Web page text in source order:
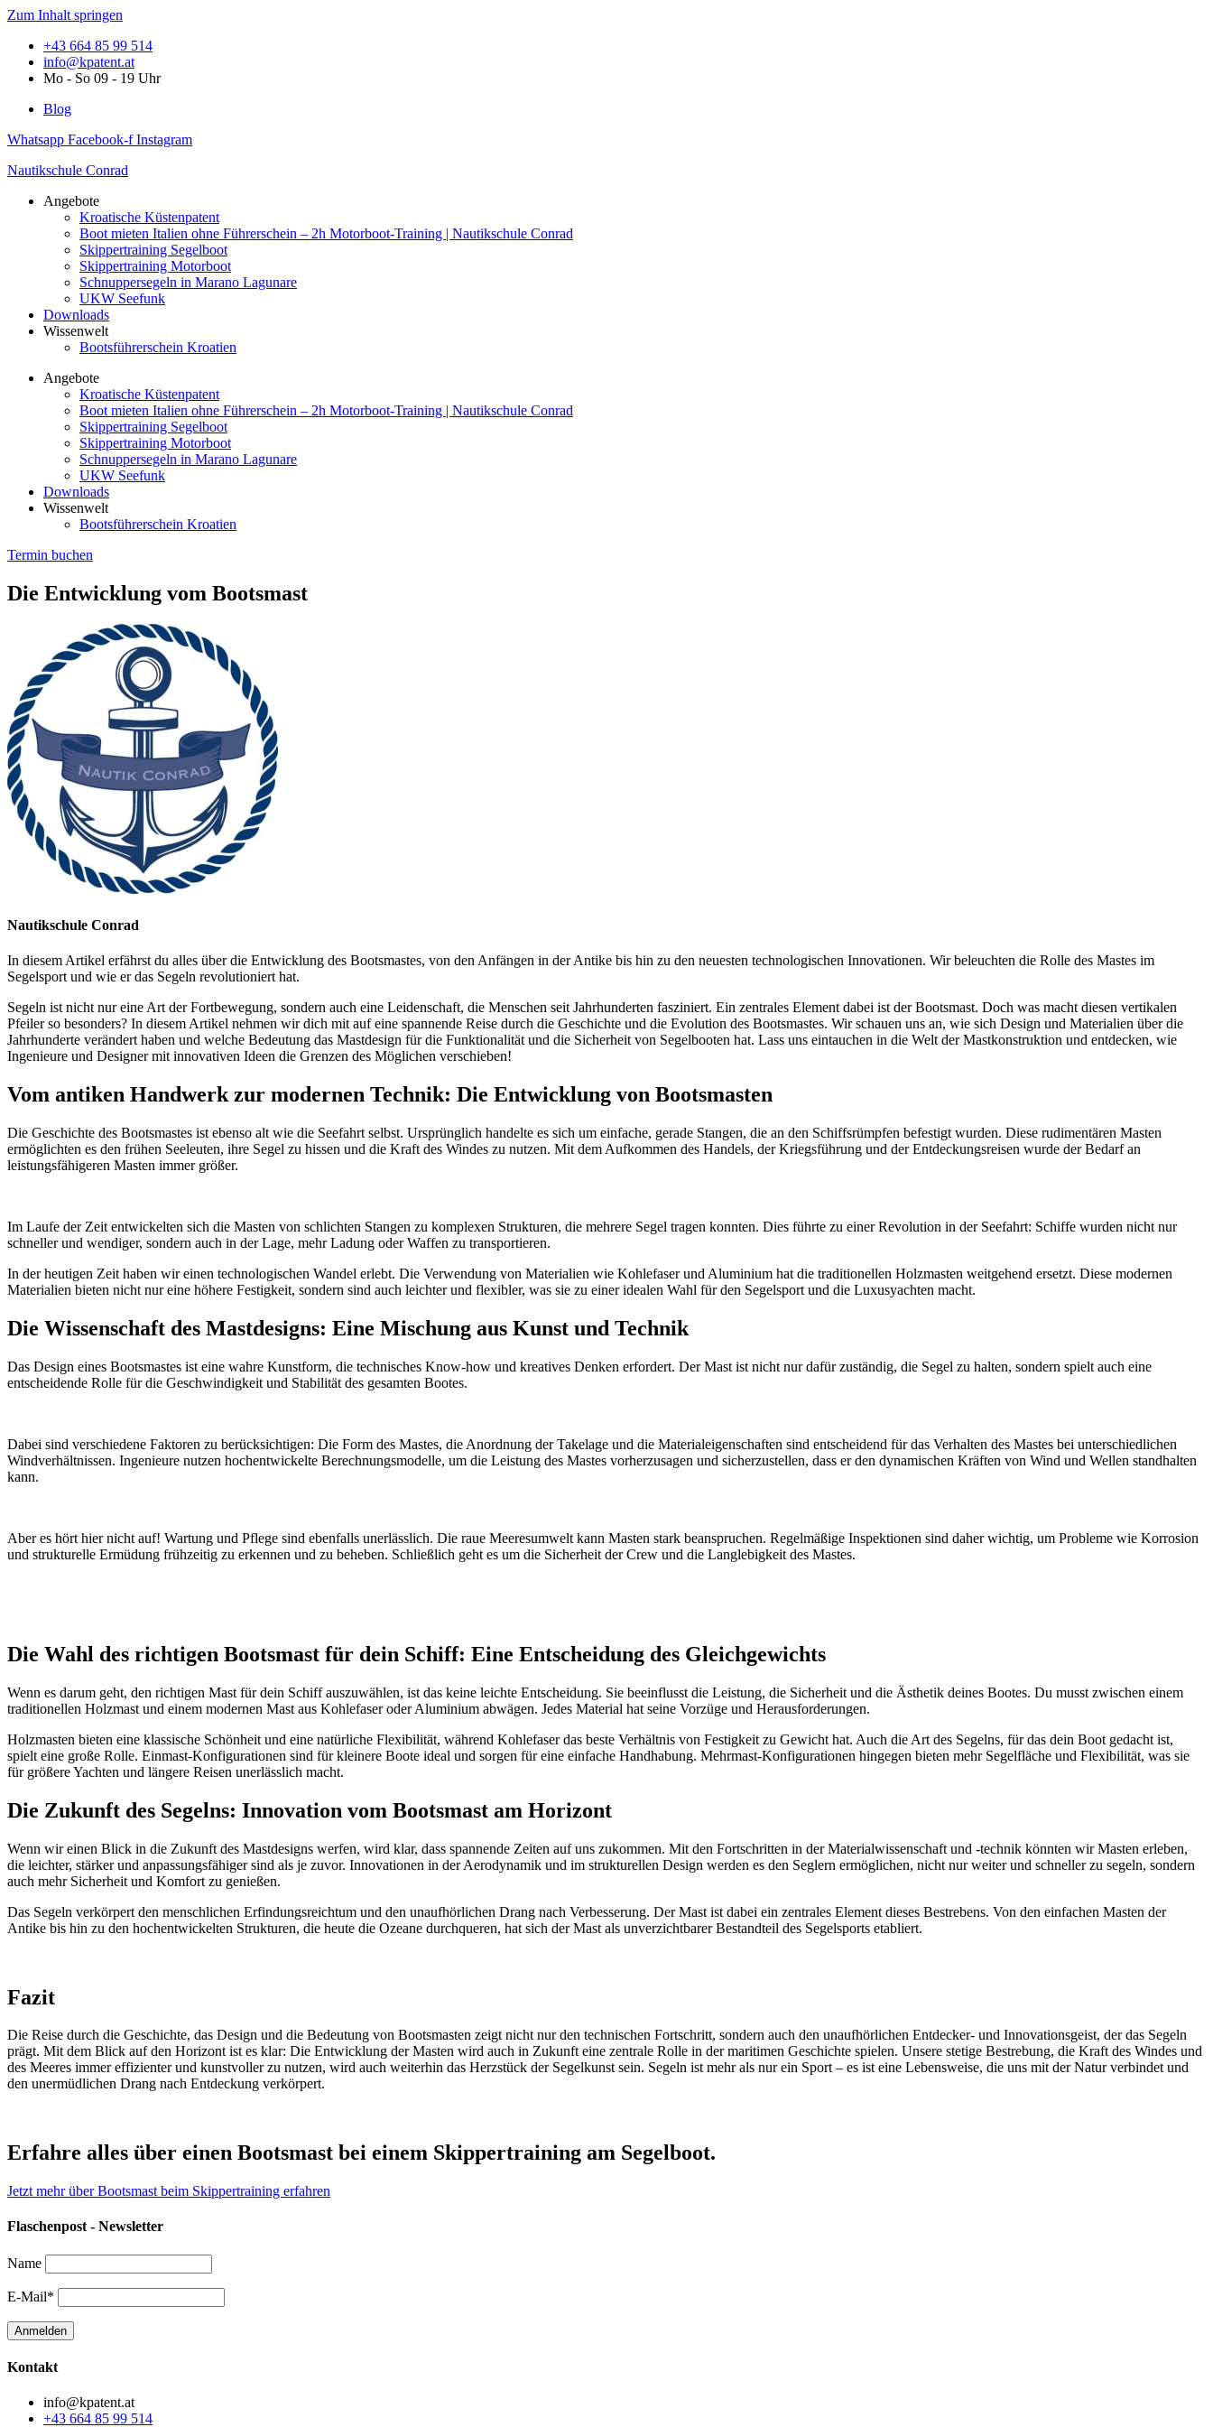
Zum Inhalt springen
+43 664 85 99 514
info@kpatent.at
Mo - So 09 - 19 Uhr
Blog
Whatsapp Facebook-f Instagram
Nautikschule Conrad
Angebote
Kroatische Küstenpatent
Boot mieten Italien ohne Führerschein – 2h Motorboot-Training | Nautikschule Conrad
Skippertraining Segelboot
Skippertraining Motorboot
Schnuppersegeln in Marano Lagunare
UKW Seefunk
Downloads
Wissenwelt
Bootsführerschein Kroatien
Angebote
Kroatische Küstenpatent
Boot mieten Italien ohne Führerschein – 2h Motorboot-Training | Nautikschule Conrad
Skippertraining Segelboot
Skippertraining Motorboot
Schnuppersegeln in Marano Lagunare
UKW Seefunk
Downloads
Wissenwelt
Bootsführerschein Kroatien
Termin buchen
Die Entwicklung vom Bootsmast
Nautikschule Conrad
In diesem Artikel erfährst du alles über die Entwicklung des Bootsmastes, von den Anfängen in der Antike bis hin zu den neuesten technologischen Innovationen. Wir beleuchten die Rolle des Mastes im
Segelsport und wie er das Segeln revolutioniert hat.
Segeln ist nicht nur eine Art der Fortbewegung, sondern auch eine Leidenschaft, die Menschen seit Jahrhunderten fasziniert. Ein zentrales Element dabei ist der Bootsmast. Doch was macht diesen vertikalen
Pfeiler so besonders? In diesem Artikel nehmen wir dich mit auf eine spannende Reise durch die Geschichte und die Evolution des Bootsmastes. Wir schauen uns an, wie sich Design und Materialien über die
Jahrhunderte verändert haben und welche Bedeutung das Mastdesign für die Funktionalität und die Sicherheit von Segelbooten hat. Lass uns eintauchen in die Welt der Mastkonstruktion und entdecken, wie
Ingenieure und Designer mit innovativen Ideen die Grenzen des Möglichen verschieben!
Vom antiken Handwerk zur modernen Technik: Die Entwicklung von Bootsmasten
Die Geschichte des Bootsmastes ist ebenso alt wie die Seefahrt selbst. Ursprünglich handelte es sich um einfache, gerade Stangen, die an den Schiffsrümpfen befestigt wurden. Diese rudimentären Masten
ermöglichten es den frühen Seeleuten, ihre Segel zu hissen und die Kraft des Windes zu nutzen. Mit dem Aufkommen des Handels, der Kriegsführung und der Entdeckungsreisen wurde der Bedarf an
leistungsfähigeren Masten immer größer.
Im Laufe der Zeit entwickelten sich die Masten von schlichten Stangen zu komplexen Strukturen, die mehrere Segel tragen konnten. Dies führte zu einer Revolution in der Seefahrt: Schiffe wurden nicht nur
schneller und wendiger, sondern auch in der Lage, mehr Ladung oder Waffen zu transportieren.
In der heutigen Zeit haben wir einen technologischen Wandel erlebt. Die Verwendung von Materialien wie Kohlefaser und Aluminium hat die traditionellen Holzmasten weitgehend ersetzt. Diese modernen
Materialien bieten nicht nur eine höhere Festigkeit, sondern sind auch leichter und flexibler, was sie zu einer idealen Wahl für den Segelsport und die Luxusyachten macht.
Die Wissenschaft des Mastdesigns: Eine Mischung aus Kunst und Technik
Das Design eines Bootsmastes ist eine wahre Kunstform, die technisches Know-how und kreatives Denken erfordert. Der Mast ist nicht nur dafür zuständig, die Segel zu halten, sondern spielt auch eine
entscheidende Rolle für die Geschwindigkeit und Stabilität des gesamten Bootes.
Dabei sind verschiedene Faktoren zu berücksichtigen: Die Form des Mastes, die Anordnung der Takelage und die Materialeigenschaften sind entscheidend für das Verhalten des Mastes bei unterschiedlichen
Windverhältnissen. Ingenieure nutzen hochentwickelte Berechnungsmodelle, um die Leistung des Mastes vorherzusagen und sicherzustellen, dass er den dynamischen Kräften von Wind und Wellen standhalten
kann.
Aber es hört hier nicht auf! Wartung und Pflege sind ebenfalls unerlässlich. Die raue Meeresumwelt kann Masten stark beanspruchen. Regelmäßige Inspektionen sind daher wichtig, um Probleme wie Korrosion
und strukturelle Ermüdung frühzeitig zu erkennen und zu beheben. Schließlich geht es um die Sicherheit der Crew und die Langlebigkeit des Mastes.
Die Wahl des richtigen Bootsmast für dein Schiff: Eine Entscheidung des Gleichgewichts
Wenn es darum geht, den richtigen Mast für dein Schiff auszuwählen, ist das keine leichte Entscheidung. Sie beeinflusst die Leistung, die Sicherheit und die Ästhetik deines Bootes. Du musst zwischen einem
traditionellen Holzmast und einem modernen Mast aus Kohlefaser oder Aluminium abwägen. Jedes Material hat seine Vorzüge und Herausforderungen.
Holzmasten bieten eine klassische Schönheit und eine natürliche Flexibilität, während Kohlefaser das beste Verhältnis von Festigkeit zu Gewicht hat. Auch die Art des Segelns, für das dein Boot gedacht ist,
spielt eine große Rolle. Einmast-Konfigurationen sind für kleinere Boote ideal und sorgen für eine einfache Handhabung. Mehrmast-Konfigurationen hingegen bieten mehr Segelfläche und Flexibilität, was sie
für größere Yachten und längere Reisen unerlässlich macht.
Die Zukunft des Segelns: Innovation vom Bootsmast am Horizont
Wenn wir einen Blick in die Zukunft des Mastdesigns werfen, wird klar, dass spannende Zeiten auf uns zukommen. Mit den Fortschritten in der Materialwissenschaft und -technik könnten wir Masten erleben,
die leichter, stärker und anpassungsfähiger sind als je zuvor. Innovationen in der Aerodynamik und im strukturellen Design werden es den Seglern ermöglichen, nicht nur weiter und schneller zu segeln, sondern
auch mehr Sicherheit und Komfort zu genießen.
Das Segeln verkörpert den menschlichen Erfindungsreichtum und den unaufhörlichen Drang nach Verbesserung. Der Mast ist dabei ein zentrales Element dieses Bestrebens. Von den einfachen Masten der
Antike bis hin zu den hochentwickelten Strukturen, die heute die Ozeane durchqueren, hat sich der Mast als unverzichtbarer Bestandteil des Segelsports etabliert.
Fazit
Die Reise durch die Geschichte, das Design und die Bedeutung von Bootsmasten zeigt nicht nur den technischen Fortschritt, sondern auch den unaufhörlichen Entdecker- und Innovationsgeist, der das Segeln
prägt. Mit dem Blick auf den Horizont ist es klar: Die Entwicklung der Masten wird auch in Zukunft eine zentrale Rolle in der maritimen Geschichte spielen. Unsere stetige Bestrebung, die Kraft des Windes und
des Meeres immer effizienter und kunstvoller zu nutzen, wird auch weiterhin das Herzstück der Segelkunst sein. Segeln ist mehr als nur ein Sport – es ist eine Lebensweise, die uns mit der Natur verbindet und
den unermüdlichen Drang nach Entdeckung verkörpert.
Erfahre alles über einen Bootsmast bei einem Skippertraining am Segelboot.
Jetzt mehr über Bootsmast beim Skippertraining erfahren
Flaschenpost - Newsletter
Name
E-Mail*
Kontakt
info@kpatent.at
+43 664 85 99 514